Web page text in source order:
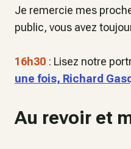
Je remercie mes
public, vous avez
16h30 : Lisez notre
une fois, Richard
Au revoir et